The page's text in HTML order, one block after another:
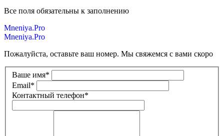
Все поля обязательны к заполнению
Mneniya.Pro
Mneniya.Pro
Пожалуйста, оставьте ваш номер. Мы свяжемся с вами скоро
Ваше имя*
Email*
Контактный телефон*